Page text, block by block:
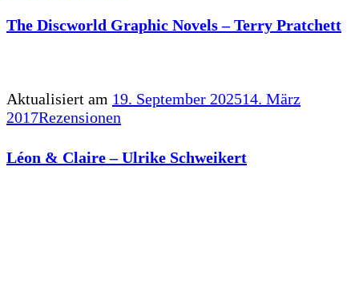
The Discworld Graphic Novels – Terry Pratchett
Aktualisiert am 19. September 202514. März
2017Rezensionen
Léon & Claire – Ulrike Schweikert